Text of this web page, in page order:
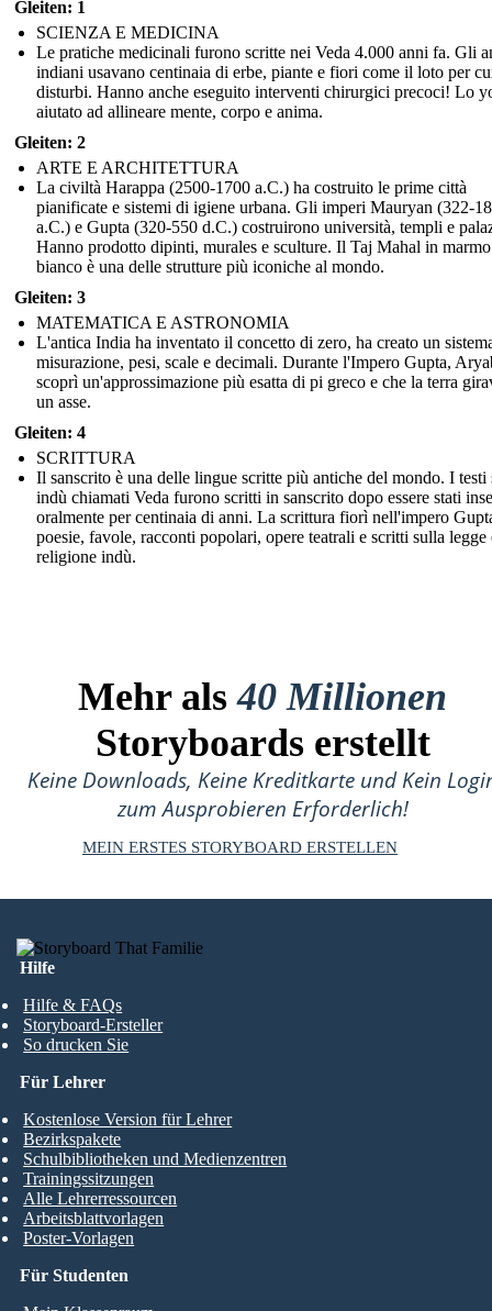
Gleiten: 1
SCIENZA E MEDICINA
Le pratiche medicinali furono scritte nei Veda 4.000 anni fa. Gli
indiani usavano centinaia di erbe, piante e fiori come il loto per
disturbi. Hanno anche eseguito interventi chirurgici precoci! Lo
aiutato ad allineare mente, corpo e anima.
Gleiten: 2
ARTE E ARCHITETTURA
La civiltà Harappa (2500-1700 a.C.) ha costruito le prime città
pianificate e sistemi di igiene urbana. Gli imperi Mauryan (322-
a.C.) e Gupta (320-550 d.C.) costruirono università, templi e
Hanno prodotto dipinti, murales e sculture. Il Taj Mahal in marmo
bianco è una delle strutture più iconiche al mondo.
Gleiten: 3
MATEMATICA E ASTRONOMIA
L'antica India ha inventato il concetto di zero, ha creato un
misurazione, pesi, scale e decimali. Durante l'Impero Gupta,
scoprì un'approssimazione più esatta di pi greco e che la terra
un asse.
Gleiten: 4
SCRITTURA
Il sanscrito è una delle lingue scritte più antiche del mondo. I testi
indù chiamati Veda furono scritti in sanscrito dopo essere stati
oralmente per centinaia di anni. La scrittura fiorì nell'impero
poesie, favole, racconti popolari, opere teatrali e scritti sulla legge
religione indù.
Mehr als40 Millionen
Storyboards erstellt
Keine Downloads, Keine Kreditkarte und Kein
zum Ausprobieren Erforderlich!
MEIN ERSTES STORYBOARD ERSTELLEN
Hilfe
Hilfe & FAQs
Storyboard-Ersteller
So drucken Sie
Für Studenten
Für Lehrer
Kostenlose Version für Lehrer
Bezirkspakete
Schulbibliotheken und Medienzentren
Trainingssitzungen
Alle Lehrerressourcen
Arbeitsblattvorlagen
Poster-Vorlagen